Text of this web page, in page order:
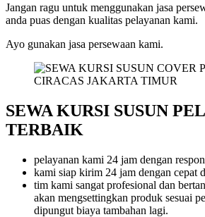
Jangan ragu untuk menggunakan jasa
anda puas dengan kualitas pelayanan kami.
Ayo gunakan jasa persewaan kami.
SEWA KURSI SUSUN
TERBAIK
pelayanan kami 24 jam dengan
kami siap kirim 24 jam dengan cepat
tim kami sangat profesional dan
akan mengsettingkan produk sesuai
dipungut biaya tambahan lagi.